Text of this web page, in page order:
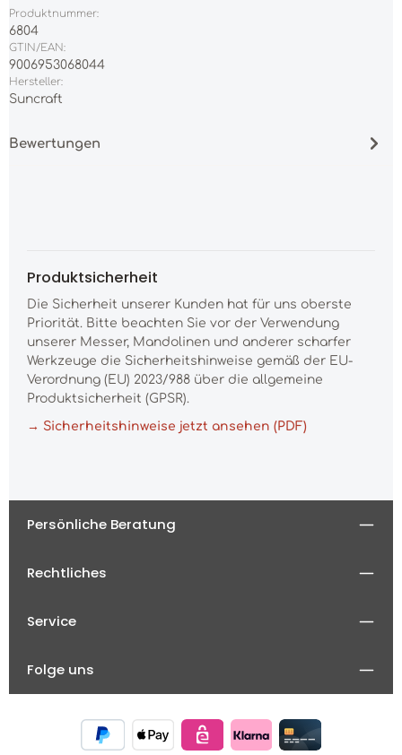
Produktnummer:
6804
GTIN/EAN:
9006953068044
Hersteller:
Suncraft
Bewertungen
Produktsicherheit
Die Sicherheit unserer Kunden hat für uns oberste
Priorität. Bitte beachten Sie vor der Verwendung
unserer Messer, Mandolinen und anderer scharfer
Werkzeuge die Sicherheitshinweise gemäß der EU-
Verordnung (EU) 2023/988 über die allgemeine
Produktsicherheit (GPSR).
→ Sicherheitshinweise jetzt ansehen (PDF)
Persönliche Beratung
Rechtliches
Service
Folge uns